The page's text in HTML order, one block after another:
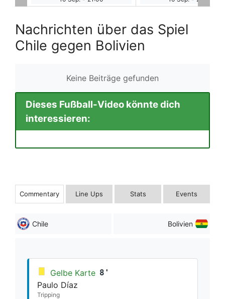
Nachrichten über das Spiel
Chile gegen Bolivien
Keine Beiträge gefunden
Dieses Fußball-Video könnte dich
interessieren:
Commentary Line Ups Stats Events
Chile Bolivien
Gelbe Karte 8'
Paulo Díaz
Tripping